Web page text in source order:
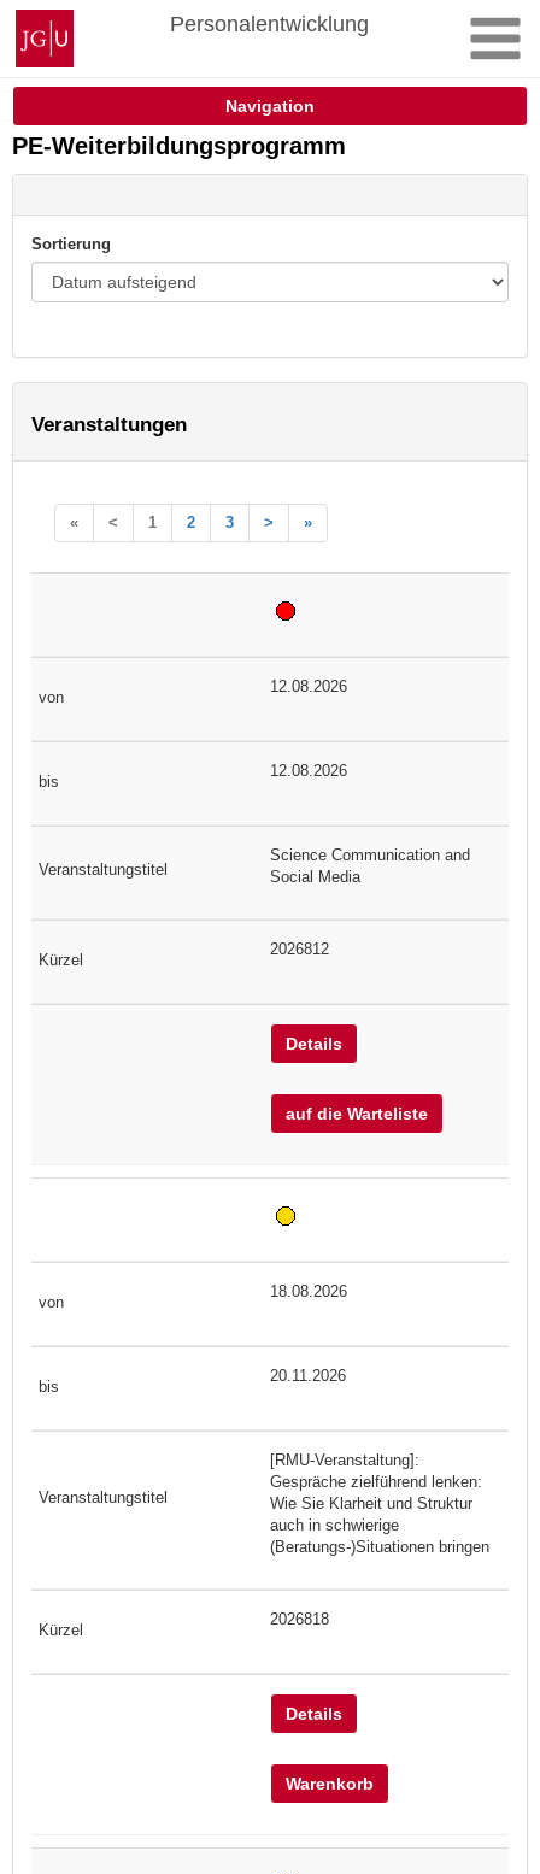
Zum
Inhalt
springen
Johannes
Gutenberg-
Universität
Personalentwicklung
Navigation
PE-Weiterbildungsprogramm
Sortierung
Veranstaltungen
« < 1 2 3 > »
12.08.2026
12.08.2026
Science Communication and
Social Media
2026812
Details
auf die Warteliste
18.08.2026
20.11.2026
[RMU-Veranstaltung]:
Gespräche zielführend lenken:
Wie Sie Klarheit und Struktur
auch in schwierige
(Beratungs-)Situationen bringen
2026818
Details
Warenkorb